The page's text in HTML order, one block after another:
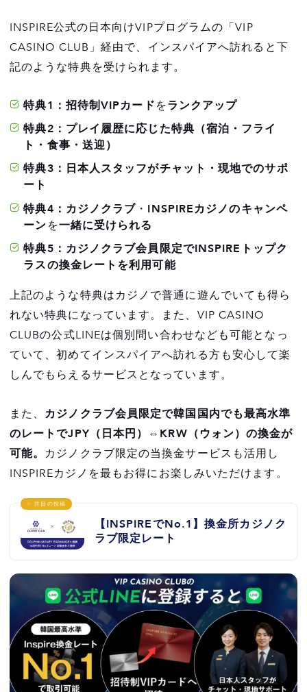
INSPIRE公式の日本向けVIPプログラムの「VIP
CASINO CLUB」経由で、インスパイアへ訪れると下
記のような特典を受けられます。
特典1：招待制VIPカードをランクアップ
特典2：プレイ履歴に応じた特典（宿泊・フライ
ト・食事・送迎）
特典3：日本人スタッフがチャット・現地でのサポ
ート
特典4：カジノクラブ ・ INSPIREカジノのキャンペ
ーンを一緒に受けられる
特典5：カジノクラブ会員限定でINSPIREトップク
ラスの換金レートを利用可能
上記のような特典はカジノで普通に遊んでいても得ら
れない特典になっています。また、VIP CASINO
CLUBの公式LINEは個別問い合わせなども可能となっ
ていて、初めてインスパイアへ訪れる方も安心して楽
しんでもらえるサービスとなっています。
また、 カジノクラブ会員限定で韓国国内でも最高水準
のレートでJPY（日本円）⇔KRW（ウォン）の換金が
可能。 カジノクラブ限定の当換金サービスも活用し
INSPIREカジノを最もお得にお楽しみいただけます。
✨ 注目の投稿
【INSPIREでNo.1】換金所カジノク
ラブ限定レート